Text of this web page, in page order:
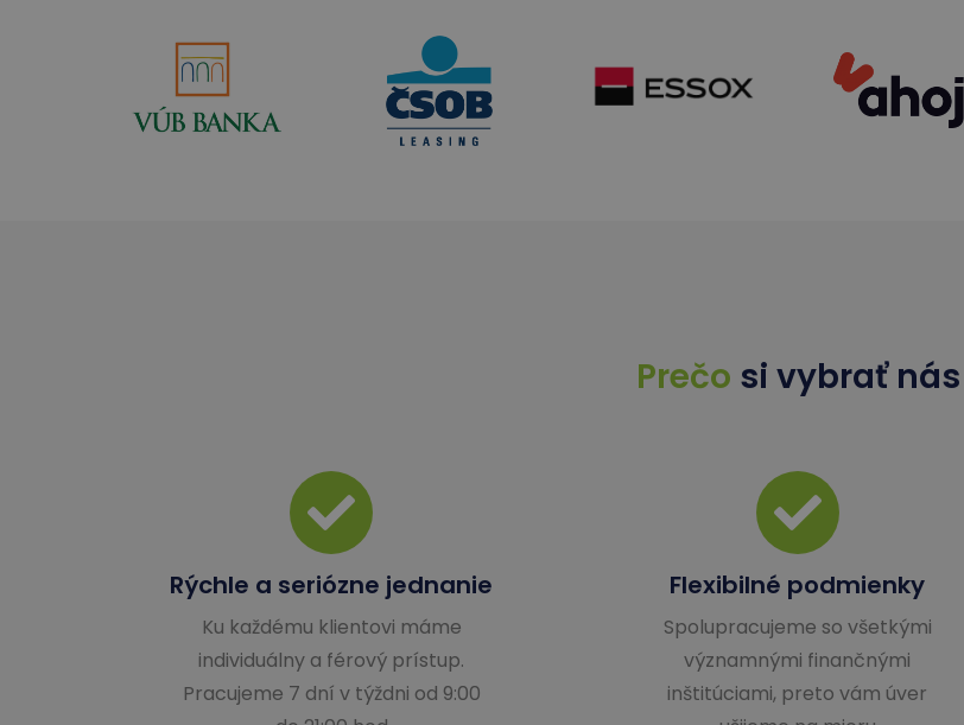
Prečo si vybrať nás
Rýchle a seriózne jednanie
Ku každému klientovi máme
individuálny a férový prístup.
Pracujeme 7 dní v týždni od 9:00
Flexibilné podmienky
Spolupracujeme so všetkými
významnými finančnými
inštitúciami, preto vám úver